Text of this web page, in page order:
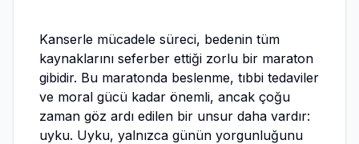
Kanserle mücadele süreci, bedenin tüm
kaynaklarını seferber ettiği zorlu bir maraton
gibidir. Bu maratonda beslenme, tıbbi tedaviler
ve moral gücü kadar önemli, ancak çoğu
zaman göz ardı edilen bir unsur daha vardır:
uyku. Uyku, yalnızca günün yorgunluğunu